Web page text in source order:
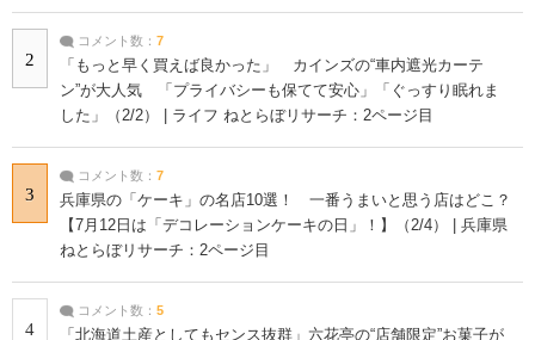
2
コメント数： 7
「もっと早く買えば良かった」 カインズの“車内遮光カーテ
ン”が大人気 「プライバシーも保てて安心」「ぐっすり眠れま
した」（2/2） | ライフ ねとらぼリサーチ：2ページ目
3
コメント数： 7
兵庫県の「ケーキ」の名店10選！ 一番うまいと思う店はどこ？
【7月12日は「デコレーションケーキの日」！】（2/4） | 兵庫県
ねとらぼリサーチ：2ページ目
4
コメント数： 5
「北海道土産としてもセンス抜群」六花亭の“店舗限定”お菓子が